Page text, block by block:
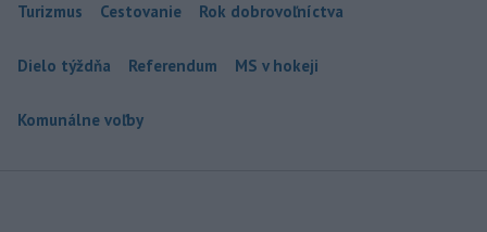
Turizmus Cestovanie Rok dobrovoľníctva
Dielo týždňa Referendum MS v hokeji
Komunálne voľby